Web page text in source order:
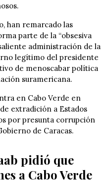
han remarcado las
parte de la “obsesiva
administración de la
legítimo del presidente
de menoscabar política
suramericana.
en Cabo Verde en
extradición a Estados
por presunta corrupción
de Caracas.
pidió que
a Cabo Verde